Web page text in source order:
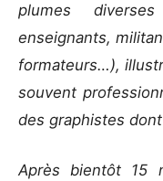
plumes
enseignants,
formateurs…),
souvent
des graphistes dont
Après bientôt 15